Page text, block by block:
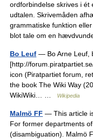
ordforbindelse skrives i ét
udtalen. Skrivemåden
grammatiske funktion
blot tale om en
Bo Leuf — Bo Arne Leuf,
[http://
icon (Piratpartiet forum,
the book The Wiki Way
WikiWiki… …
Wikipedia
Malmö FF — This article
For former departments
(disambiguation). Malmö